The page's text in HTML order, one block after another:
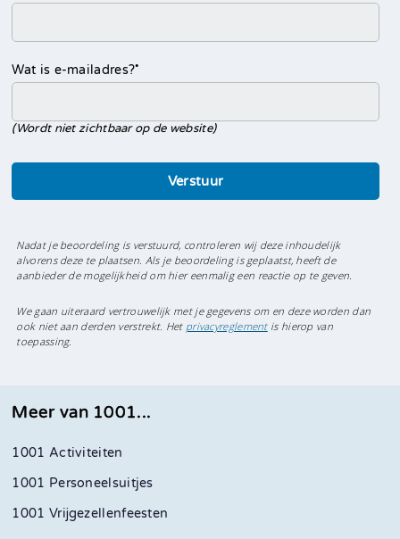
Wat is e-mailadres?•
(Wordt niet zichtbaar op de website)
Nadat je beoordeling is verstuurd, controleren wij deze inhoudelijk
alvorens deze te plaatsen. Als je beoordeling is geplaatst, heeft de
aanbieder de mogelijkheid om hier eenmalig een reactie op te geven.
We gaan uiteraard vertrouwelijk met je gegevens om en deze worden dan
ook niet aan derden verstrekt. Het privacyreglementis hierop van
toepassing.
Meer van 1001...
1001 Activiteiten
1001 Personeelsuitjes
1001 Vrijgezellenfeesten